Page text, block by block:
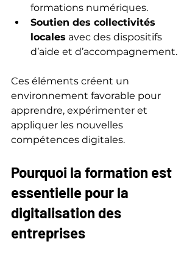
formations numériques.
Soutien des collectivités
locales avec des dispositifs
d’aide et d’accompagnement.
Ces éléments créent un
environnement favorable pour
apprendre, expérimenter et
appliquer les nouvelles
compétences digitales.
Pourquoi la formation est
essentielle pour la
digitalisation des
entreprises